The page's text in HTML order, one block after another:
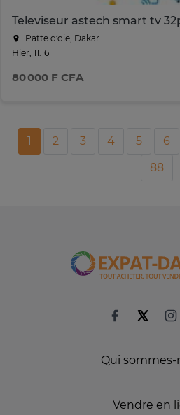
Televiseur astech smart tv
Patte d‘oie, Dakar
Hier, 11:16
80 000 F CFA
1 2 3 4 5 6
88
Qui sommes-
Vendre en